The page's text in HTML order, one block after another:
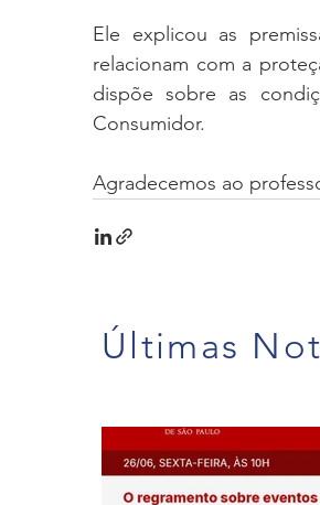
Ele explicou as
relacionam com a
dispõe sobre as
Consumidor.
Agradecemos ao
Últimas